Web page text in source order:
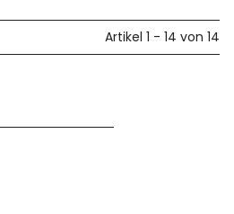
Artikel 1 - 14 von 14